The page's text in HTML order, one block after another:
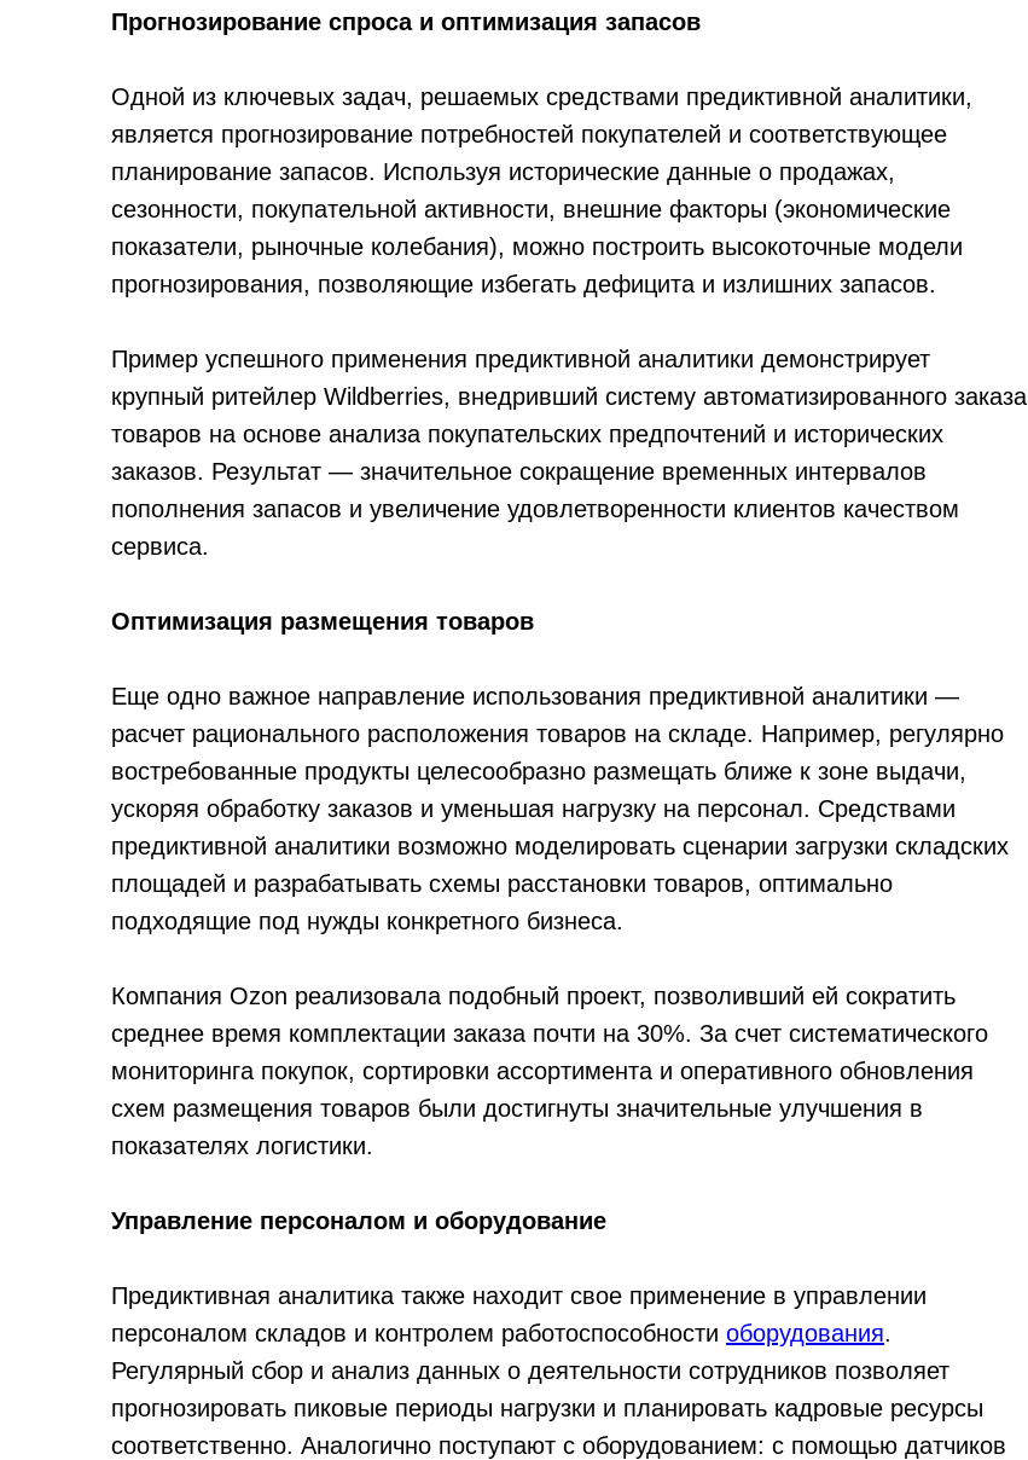
Прогнозирование спроса и оптимизация запасов
Одной из ключевых задач, решаемых средствами предиктивной аналитики,
является прогнозирование потребностей покупателей и соответствующее
планирование запасов. Используя исторические данные о продажах,
сезонности, покупательной активности, внешние факторы (экономические
показатели, рыночные колебания), можно построить высокоточные модели
прогнозирования, позволяющие избегать дефицита и излишних запасов.
Пример успешного применения предиктивной аналитики демонстрирует
крупный ритейлер Wildberries, внедривший систему автоматизированного заказа
товаров на основе анализа покупательских предпочтений и исторических
заказов. Результат — значительное сокращение временных интервалов
пополнения запасов и увеличение удовлетворенности клиентов качеством
сервиса.
Оптимизация размещения товаров
Еще одно важное направление использования предиктивной аналитики —
расчет рационального расположения товаров на складе. Например, регулярно
востребованные продукты целесообразно размещать ближе к зоне выдачи,
ускоряя обработку заказов и уменьшая нагрузку на персонал. Средствами
предиктивной аналитики возможно моделировать сценарии загрузки складских
площадей и разрабатывать схемы расстановки товаров, оптимально
подходящие под нужды конкретного бизнеса.
Компания Ozon реализовала подобный проект, позволивший ей сократить
среднее время комплектации заказа почти на 30%. За счет систематического
мониторинга покупок, сортировки ассортимента и оперативного обновления
схем размещения товаров были достигнуты значительные улучшения в
показателях логистики.
Управление персоналом и оборудование
Предиктивная аналитика также находит свое применение в управлении
персоналом складов и контролем работоспособности оборудования.
Регулярный сбор и анализ данных о деятельности сотрудников позволяет
прогнозировать пиковые периоды нагрузки и планировать кадровые ресурсы
соответственно. Аналогично поступают с оборудованием: с помощью датчиков